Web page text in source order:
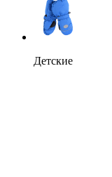
Детские